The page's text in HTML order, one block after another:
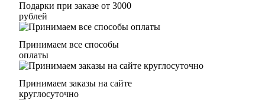
Подарки при заказе от 3000
рублей
Принимаем все способы
оплаты
Принимаем заказы на сайте
круглосуточно